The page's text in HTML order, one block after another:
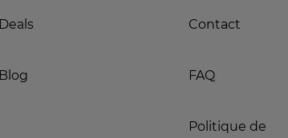
Deals
Blog
Contact
FAQ
Politique de